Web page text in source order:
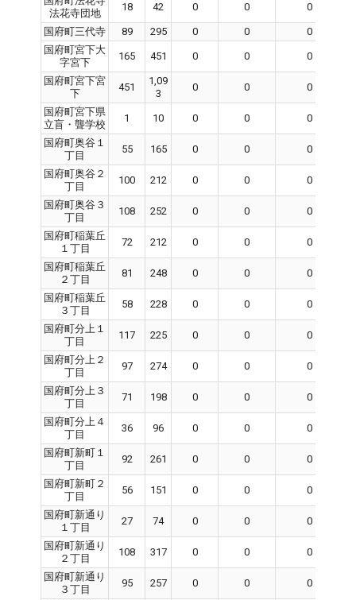
法花寺団地
18 42 0 0 0
国府町三代寺 89 295 0 0
0
国府町宮下大
字宮下
165 451 0 0 0
国府町宮下宮
下
451
1,09
3
0 0 0
国府町宮下県
立盲・聾学校
1 10 0 0 0
国府町奥谷１
丁目
55 165 0 0 0
国府町奥谷２
丁目
100 212 0 0 0
国府町奥谷３
丁目
108 252 0 0 0
国府町稲葉丘
１丁目
72 212 0 0 0
国府町稲葉丘
２丁目
81 248 0 0 0
国府町稲葉丘
３丁目
58 228 0 0 0
国府町分上１
丁目
117 225 0 0 0
国府町分上２
丁目
97 274 0 0 0
国府町分上３
丁目
71 198 0 0 0
国府町分上４
丁目
36 96 0 0 0
国府町新町１
丁目
92 261 0 0 0
国府町新町２
丁目
56 151 0 0 0
国府町新通り
１丁目
27 74 0 0 0
国府町新通り
２丁目
108 317 0 0 0
国府町新通り
３丁目
95 257 0 0 0